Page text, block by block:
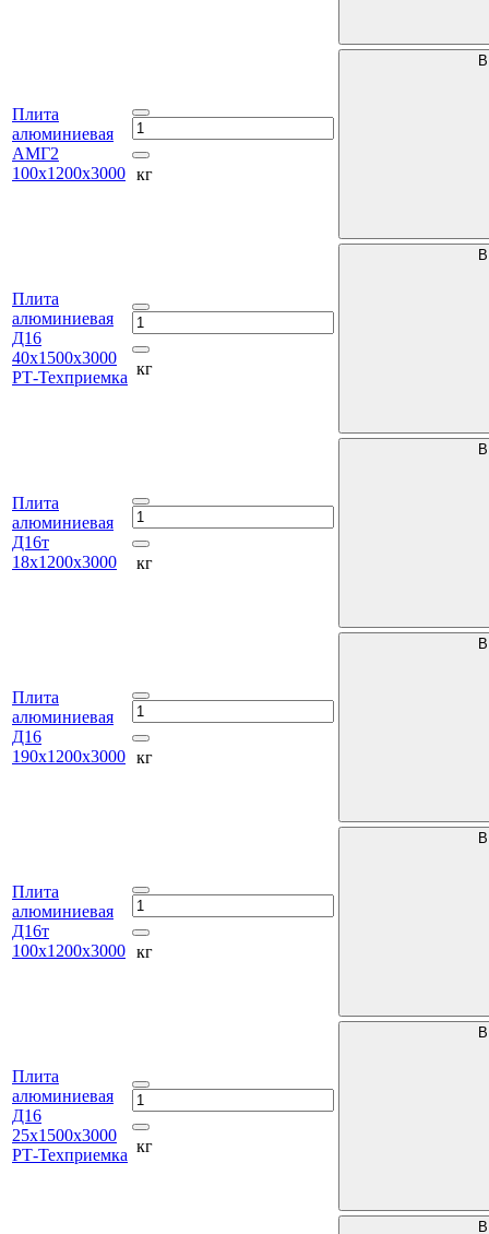
Плита
алюминиевая
АМГ2
100х1200х3000 кг
Плита
алюминиевая
Д16
40х1500х3000
РТ-Техприемка кг
Плита
алюминиевая
Д16т
18х1200х3000
кг
Плита
алюминиевая
Д16
190х1200х3000 кг
Плита
алюминиевая
Д16т
100х1200х3000 кг
Плита
алюминиевая
Д16
25х1500х3000
РТ-Техприемка кг